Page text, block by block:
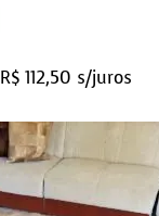
R$ 112,50 s/juros